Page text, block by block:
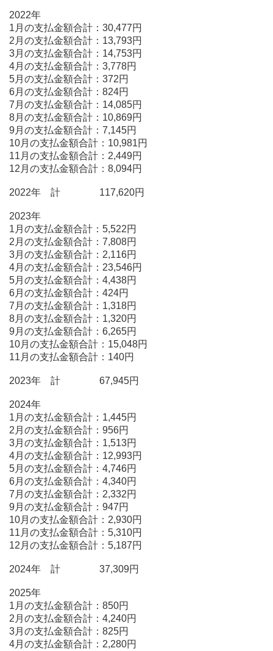
2022年
1月の支払金額合計：30,477円
2月の支払金額合計：13,793円
3月の支払金額合計：14,753円
4月の支払金額合計：3,778円
5月の支払金額合計：372円
6月の支払金額合計：824円
7月の支払金額合計：14,085円
8月の支払金額合計：10,869円
9月の支払金額合計：7,145円
10月の支払金額合計：10,981円
11月の支払金額合計：2,449円
12月の支払金額合計：8,094円
2022年 計 117,620円
2023年
1月の支払金額合計：5,522円
2月の支払金額合計：7,808円
3月の支払金額合計：2,116円
4月の支払金額合計：23,546円
5月の支払金額合計：4,438円
6月の支払金額合計：424円
7月の支払金額合計：1,318円
8月の支払金額合計：1,320円
9月の支払金額合計：6,265円
10月の支払金額合計：15,048円
11月の支払金額合計：140円
2023年 計 67,945円
2024年
1月の支払金額合計：1,445円
2月の支払金額合計：956円
3月の支払金額合計：1,513円
4月の支払金額合計：12,993円
5月の支払金額合計：4,746円
6月の支払金額合計：4,340円
7月の支払金額合計：2,332円
9月の支払金額合計：947円
10月の支払金額合計：2,930円
11月の支払金額合計：5,310円
12月の支払金額合計：5,187円
2024年 計 37,309円
2025年
1月の支払金額合計：850円
2月の支払金額合計：4,240円
3月の支払金額合計：825円
4月の支払金額合計：2,280円